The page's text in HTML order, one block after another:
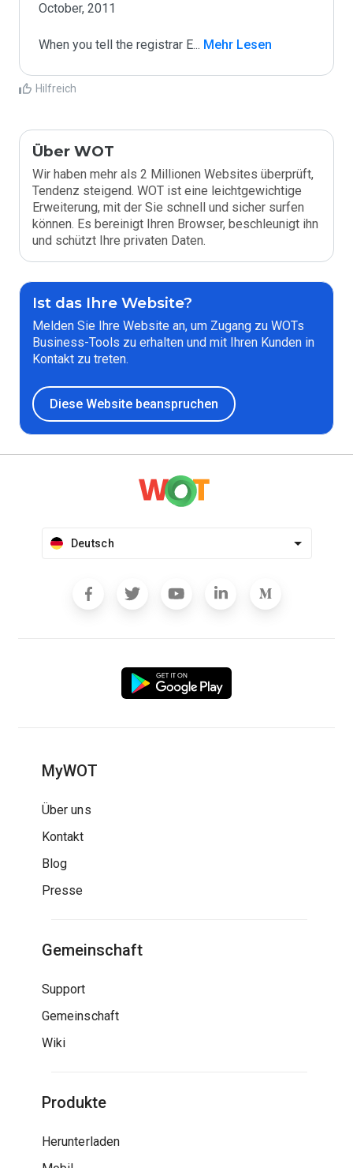
October, 2011
When you tell the registrar E... Mehr Lesen
Hilfreich
Über WOT
Wir haben mehr als 2 Millionen Websites überprüft,
Tendenz steigend. WOT ist eine leichtgewichtige
Erweiterung, mit der Sie schnell und sicher surfen
können. Es bereinigt Ihren Browser, beschleunigt ihn
und schützt Ihre privaten Daten.
Ist das Ihre Website?
Melden Sie Ihre Website an, um Zugang zu WOTs
Business-Tools zu erhalten und mit Ihren Kunden in
Kontakt zu treten.
Diese Website beanspruchen
Deutsch
MyWOT
Über uns
Kontakt
Blog
Presse
Gemeinschaft
Support
Gemeinschaft
Wiki
Produkte
Herunterladen